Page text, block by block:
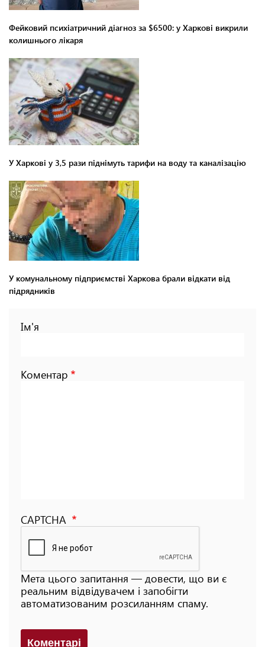
Фейковий психіатричний діагноз за $6500: у Харкові викрили
колишнього лікаря
У Харкові у 3,5 рази піднімуть тарифи на воду та каналізацію
У комунальному підприємстві Харкова брали відкати від
підрядників
Ім'я
Коментар
CAPTCHA
Мета цього запитання — довести, що ви є
реальним відвідувачем і запобігти
автоматизованим розсиланням спаму.
Коментарi